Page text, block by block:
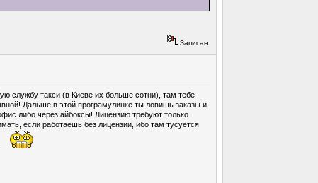
Записан
службу такси (в Киеве их больше сотни), там тебе
Дальше в этой програмулинке ты ловишь заказы и
либо через айбоксы! Лицензию требуют только
если работаешь без лицензии, ибо там тусуется